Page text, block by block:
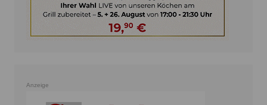
Anzeige